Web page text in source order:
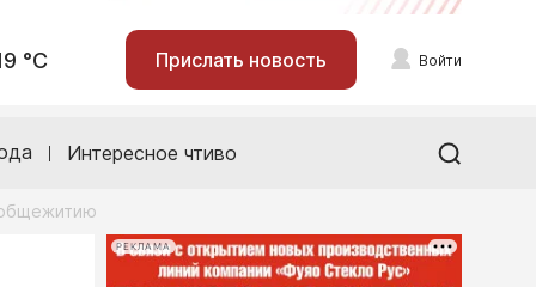
°С Прислать новость Войти
Интересное чтиво
РЕКЛАМА